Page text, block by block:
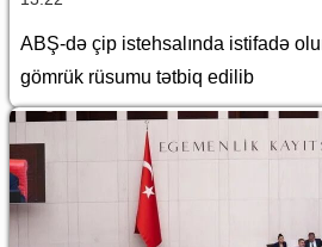
ABŞ-də çip istehsalında istifadə
gömrük rüsumu tətbiq edilib